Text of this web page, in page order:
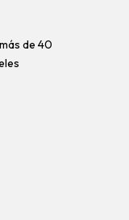
de 40